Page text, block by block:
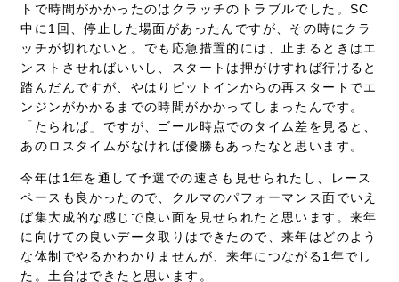
トで時間がかかったのはクラッチのトラブルでした。SC
中に1回、停止した場面があったんですが、その時にクラ
ッチが切れないと。でも応急措置的には、止まるときはエ
ンストさせればいいし、スタートは押がけすれば行けると
踏んだんですが、やはりピットインからの再スタートでエ
ンジンがかかるまでの時間がかかってしまったんです。
「たられば」ですが、ゴール時点でのタイム差を見ると、
あのロスタイムがなければ優勝もあったなと思います。
今年は1年を通して予選での速さも見せられたし、レース
ペースも良かったので、クルマのパフォーマンス面でいえ
ば集大成的な感じで良い面を見せられたと思います。来年
に向けての良いデータ取りはできたので、来年はどのよう
な体制でやるかわかりませんが、来年につながる1年でし
た。土台はできたと思います。